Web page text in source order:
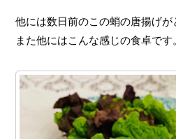
他には数日前のこの蛸の唐揚げが
また他にはこんな感じの食卓です